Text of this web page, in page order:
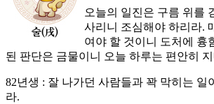
오늘의 일진은 구름 위를
사리니 조심해야 하리라.
여야 할 것이니 도처에 흉
된 판단은 금물이니 오늘 하루는 편안히
82년생 : 잘 나가던 사람들과 꽉 막히는 일
라.